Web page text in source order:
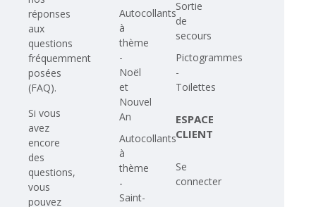
réponses
aux
questions
fréquemment
posées
(FAQ).
Si vous
avez
encore
des
questions,
vous
pouvez
Autocollants
à
thème
-
Noël
et
Nouvel
An
Autocollants
à
thème
-
Saint-
Sortie
de
secours
Pictogrammes
-
Toilettes
ESPACE
CLIENT
Se
connecter